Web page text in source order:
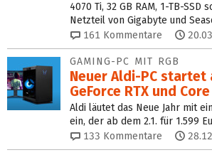
4070 Ti, 32 GB RAM, 1-TB-SSD
Netzteil von Gigabyte und
161 Kommentare
GAMING-PC MIT RGB
Neuer Aldi-PC startet
GeForce RTX und
Aldi läutet das Neue Jahr mit
ein, der ab dem 2.1. für 1.599
133 Kommentare